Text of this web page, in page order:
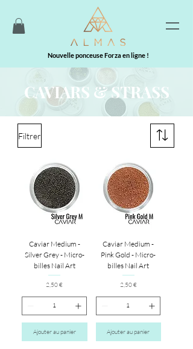
Nouvelle ponceuse Forza en ligne !
CAVIARS & STRASS
Filtrer
Caviar Medium -
Silver Grey - Micro-
billes Nail Art
Prix
2,50 €
Ajouter au panier
Caviar Medium -
Pink Gold - Micro-
billes Nail Art
Prix
2,50 €
Ajouter au panier